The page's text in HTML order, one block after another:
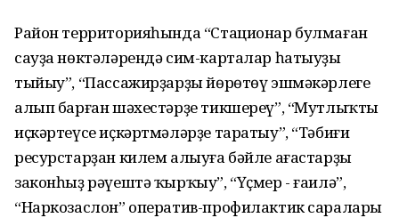
Район территорияһында “Стационар булмаған
сауҙа нөктәләрендә сим-карталар һатыуҙы
тыйыу”, “Пассажирҙарҙы йөрөтөү эшмәкәрлеге
алып барған шәхестәрҙе тикшереү”, “Мутлыҡты
иҫкәртеүсе иҫкәртмәләрҙе таратыу”, “Тәбиғи
ресурстарҙан килем алыуға бәйле ағастарҙы
законһыҙ рәүештә ҡырҡыу”, “Үҫмер - ғаилә”,
“Наркозаслон” оператив-профилактик саралары